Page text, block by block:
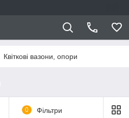
Квіткові вазони, опори
0 Фільтри